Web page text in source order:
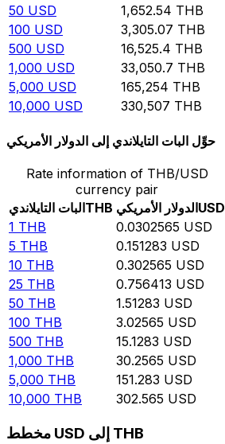
50 USD 1,652.54 THB
100 USD 3,305.07 THB
500 USD 16,525.4 THB
1,000 USD 33,050.7 THB
5,000 USD 165,254 THB
10,000 USD 330,507 THB
حوِّل البات التايلاندي إلى الدولار الأمريكي
Rate information of THB/USD
currency pair
البات التايلانديTHB الدولار الأمريكيUSD
1 THB 0.0302565 USD
5 THB 0.151283 USD
10 THB 0.302565 USD
25 THB 0.756413 USD
50 THB 1.51283 USD
100 THB 3.02565 USD
500 THB 15.1283 USD
1,000 THB 30.2565 USD
5,000 THB 151.283 USD
10,000 THB 302.565 USD
مخطط USD إلى THB